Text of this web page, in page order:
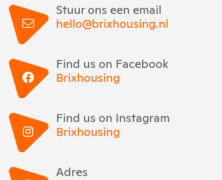
Stuur ons een email
hello@brixhousing.nl
Find us on Facebook
Brixhousing
Find us on Instagram
Brixhousing
Adres